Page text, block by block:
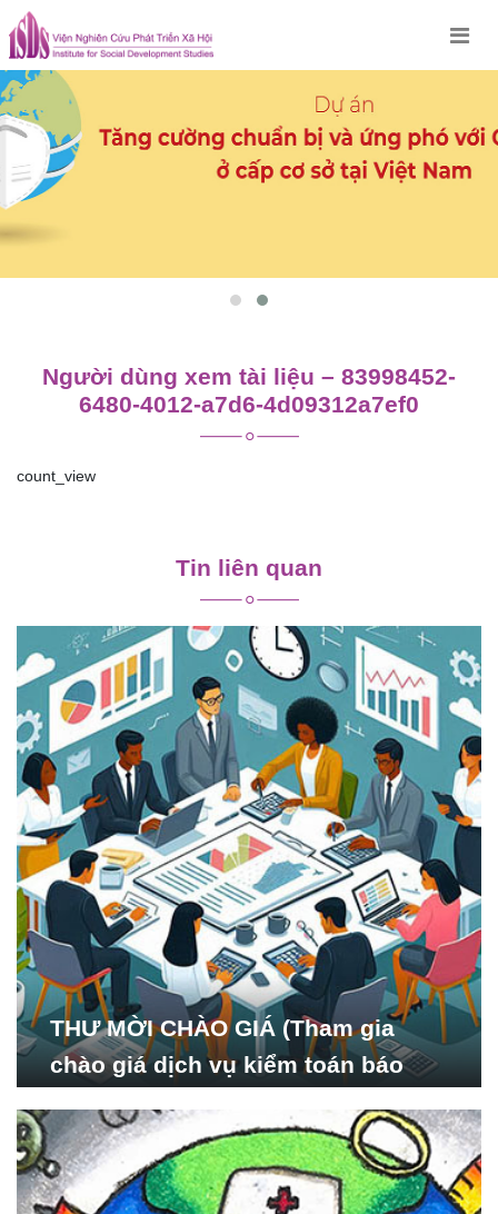
Skip
to
content
Người dùng xem tài liệu – 83998452-
6480-4012-a7d6-4d09312a7ef0
count_view
viết
Tin liên quan
THƯ MỜI CHÀO GIÁ (Tham gia
chào giá dịch vụ kiểm toán báo
Nghiên cứu Phát triển Xã
hội_ISDS)